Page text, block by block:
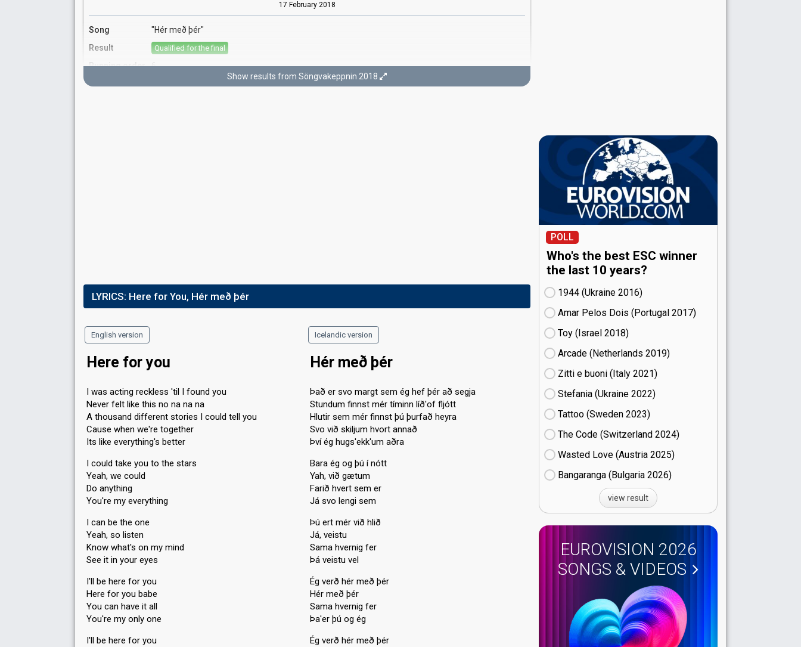
17 February 2018
Song
"Hér með þér"
Result
Qualified for the final
Running order 6
Show results from Söngvakeppnin 2018
LYRICS: Here for You, Hér með þér
English version Icelandic version
Here for you
I was acting reckless 'til I found you
Never felt like this no na na na
A thousand different stories I could tell you
Cause when we're together
Its like everything's better
I could take you to the stars
Yeah, we could
Do anything
You're my everything
I can be the one
Yeah, so listen
Know what's on my mind
See it in your eyes
I'll be here for you
Here for you babe
You can have it all
You're my only one
I'll be here for you
Hér með þér
Það er svo margt sem ég hef þér að segja
Stundum finnst mér tíminn líð'of fljótt
Hlutir sem mér finnst þú þurfað heyra
Svo við skiljum hvort annað
Því ég hugs'ekk'um aðra
Bara ég og þú í nótt
Yah, við gætum
Farið hvert sem er
Já svo lengi sem
Þú ert mér við hlið
Já, veistu
Sama hvernig fer
Þá veistu vel
Ég verð hér með þér
Hér með þér
Sama hvernig fer
Þa'er þú og ég
Ég verð hér með þér
POLL
Who's the best ESC winner
the last 10 years?
1944 (Ukraine
16)
Amar Pelos Dois (Portugal
17)
Toy (Israel
18)
Arcade (Netherlands
19)
Zitti e buoni​ (Italy
21)
Stefania (Ukraine
22)
Tattoo (Sweden
23)
The Code (Switzerland
24)
Wasted Love (Austria
25)
Bangaranga (Bulgaria
26)
view result
EUROVISION 2026
SONGS & VIDEOS